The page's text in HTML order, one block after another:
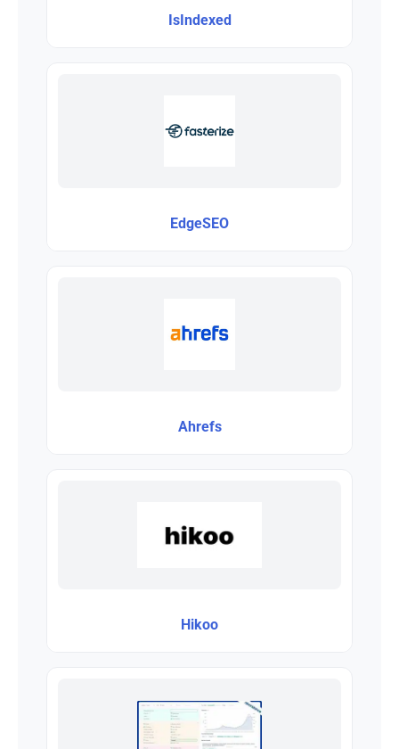
IsIndexed
EdgeSEO
Ahrefs
Hikoo